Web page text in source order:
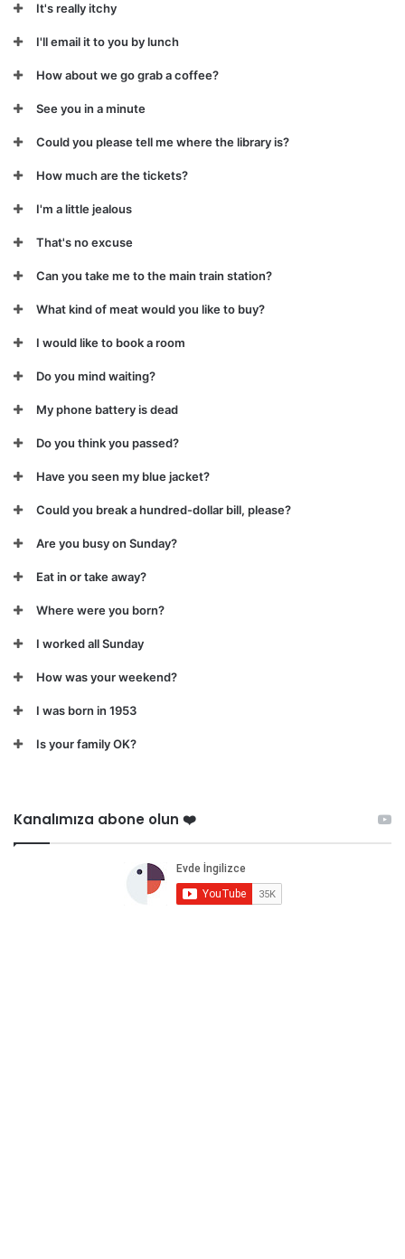
It's really itchy
I'll email it to you by lunch
How about we go grab a coffee?
See you in a minute
Could you please tell me where the library is?
How much are the tickets?
I'm a little jealous
That's no excuse
Can you take me to the main train station?
What kind of meat would you like to buy?
I would like to book a room
Do you mind waiting?
My phone battery is dead
Do you think you passed?
Have you seen my blue jacket?
Could you break a hundred-dollar bill, please?
Are you busy on Sunday?
Eat in or take away?
Where were you born?
I worked all Sunday
How was your weekend?
I was born in 1953
Is your family OK?
Kanalımıza abone olun ❤️